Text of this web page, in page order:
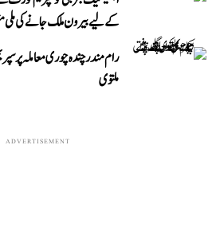
کے لیے بیرون ملک جانے کی
رام مندر چندہ چوری معاملہ پر
ملتوی
ADVERTISEMENT